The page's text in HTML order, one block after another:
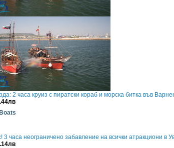
2 часа круиз с пиратски кораб и морска битка във
3 часа неограничено забавление на всички атракциони в